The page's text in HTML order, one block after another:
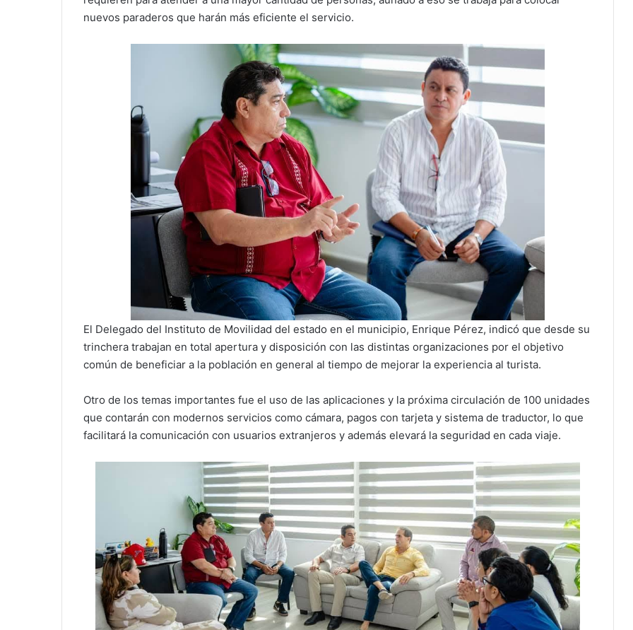
nuevos paraderos que harán más eficiente el servicio.
El Delegado del Instituto de Movilidad del estado en el municipio, Enrique Pérez, indicó que desde su
trinchera trabajan en total apertura y disposición con las distintas organizaciones por el objetivo
común de beneficiar a la población en general al tiempo de mejorar la experiencia al turista.
Otro de los temas importantes fue el uso de las aplicaciones y la próxima circulación de 100 unidades
que contarán con modernos servicios como cámara, pagos con tarjeta y sistema de traductor, lo que
facilitará la comunicación con usuarios extranjeros y además elevará la seguridad en cada viaje.